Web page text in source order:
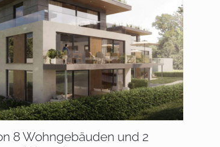
8 Wohngebäuden und 2